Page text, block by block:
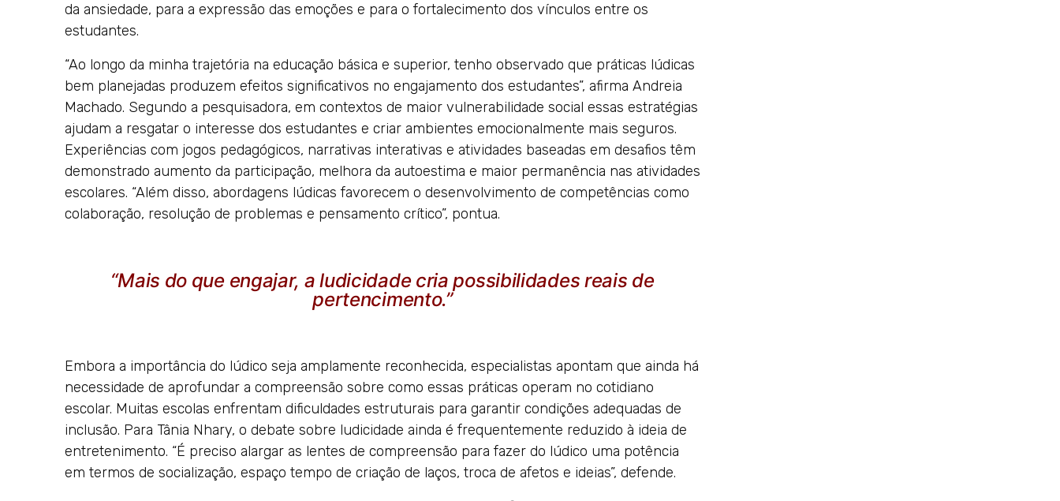
da ansiedade, para a expressão das emoções e para o fortalecimento dos vínculos entre os
estudantes.
“Ao longo da minha trajetória na educação básica e superior, tenho observado que práticas lúdicas
bem planejadas produzem efeitos significativos no engajamento dos estudantes”, afirma Andreia
Machado. Segundo a pesquisadora, em contextos de maior vulnerabilidade social essas estratégias
ajudam a resgatar o interesse dos estudantes e criar ambientes emocionalmente mais seguros.
Experiências com jogos pedagógicos, narrativas interativas e atividades baseadas em desafios têm
demonstrado aumento da participação, melhora da autoestima e maior permanência nas atividades
escolares. “Além disso, abordagens lúdicas favorecem o desenvolvimento de competências como
colaboração, resolução de problemas e pensamento crítico”, pontua.
“Mais do que engajar, a ludicidade cria possibilidades reais de
pertencimento.”
Embora a importância do lúdico seja amplamente reconhecida, especialistas apontam que ainda há
necessidade de aprofundar a compreensão sobre como essas práticas operam no cotidiano
escolar. Muitas escolas enfrentam dificuldades estruturais para garantir condições adequadas de
inclusão. Para Tânia Nhary, o debate sobre ludicidade ainda é frequentemente reduzido à ideia de
entretenimento. “É preciso alargar as lentes de compreensão para fazer do lúdico uma potência
em termos de socialização, espaço tempo de criação de laços, troca de afetos e ideias”, defende.